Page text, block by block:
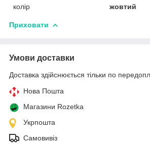
колір
жовтий
Приховати
Умови доставки
Доставка здійснюється тільки по
Нова Пошта
Магазини Rozetka
Укрпошта
Самовивіз